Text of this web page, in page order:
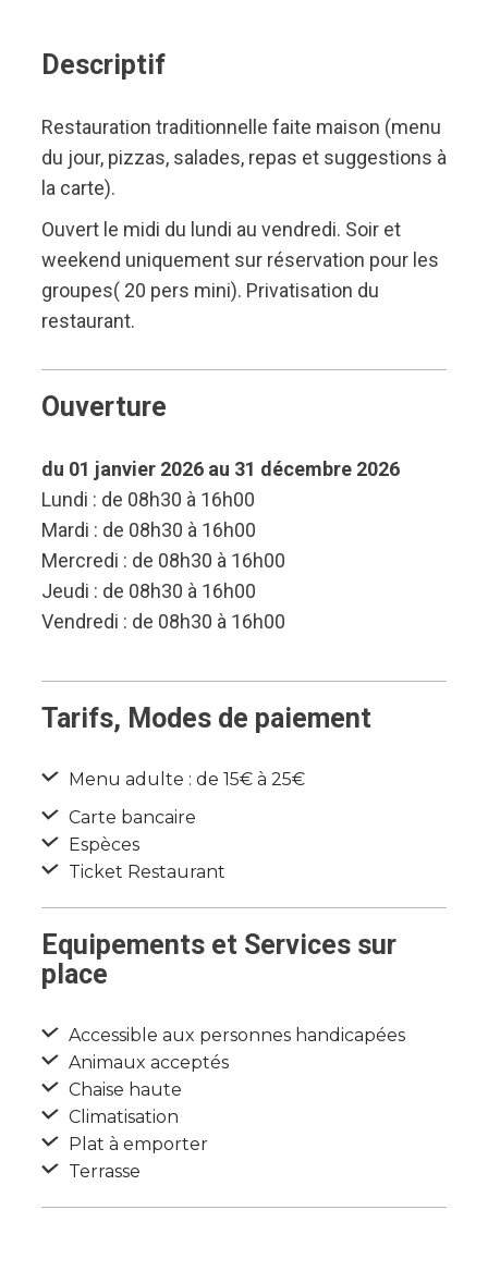
Descriptif
Restauration traditionnelle faite maison (menu
du jour, pizzas, salades, repas et suggestions à
la carte).
Ouvert le midi du lundi au vendredi. Soir et
weekend uniquement sur réservation pour les
groupes( 20 pers mini). Privatisation du
restaurant.
Ouverture
du 01 janvier 2026 au 31 décembre 2026
Lundi : de 08h30 à 16h00
Mardi : de 08h30 à 16h00
Mercredi : de 08h30 à 16h00
Jeudi : de 08h30 à 16h00
Vendredi : de 08h30 à 16h00
Tarifs, Modes de paiement
Menu adulte : de 15€ à 25€
Carte bancaire
Espèces
Ticket Restaurant
Equipements et Services sur
place
Accessible aux personnes handicapées
Animaux acceptés
Chaise haute
Climatisation
Plat à emporter
Terrasse